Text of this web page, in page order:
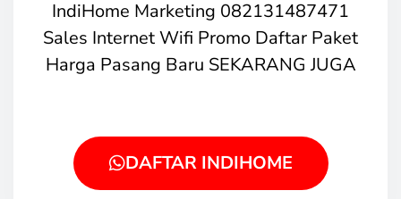
IndiHome Marketing 082131487471
Sales Internet Wifi Promo Daftar Paket
Harga Pasang Baru SEKARANG JUGA
DAFTAR INDIHOME